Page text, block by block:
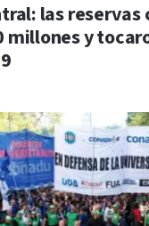
las reservas
millones y